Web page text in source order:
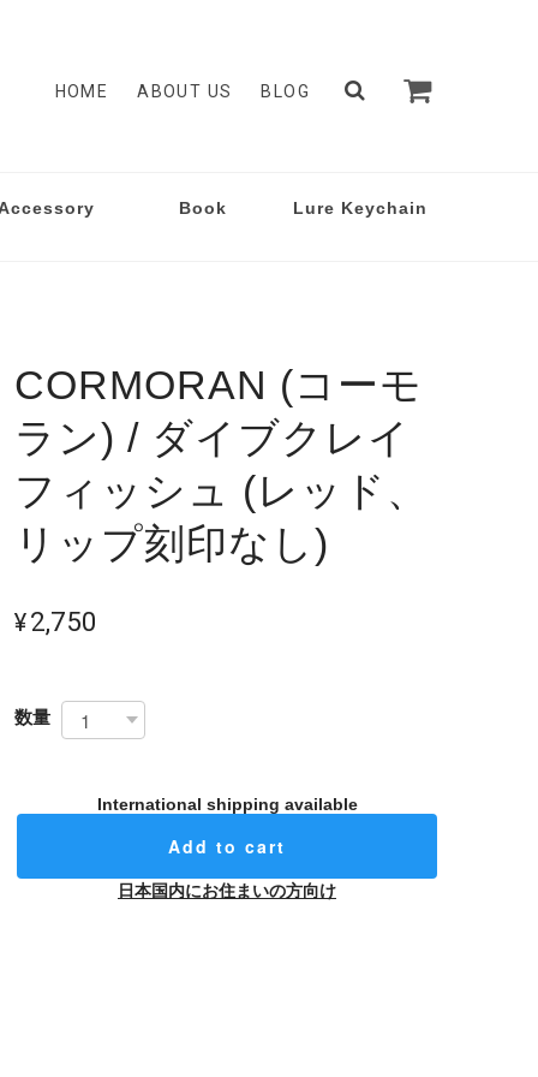
HOME ABOUT US BLOG
Book Lure Keychain
CORMORAN (コーモ
ラン) / ダイブクレイ
フィッシュ (レッド、
リップ刻印なし)
¥2,750
数量
International shipping available
Add to cart
日本国内にお住まいの方向け